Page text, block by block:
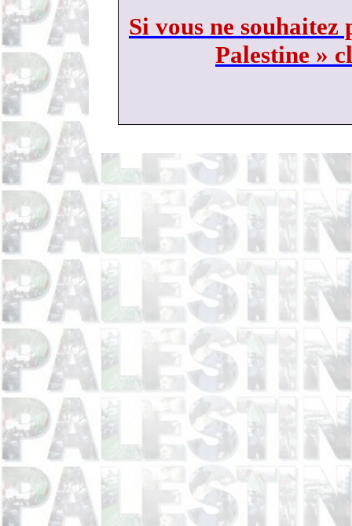
Si vous ne souhaitez
Palestine »